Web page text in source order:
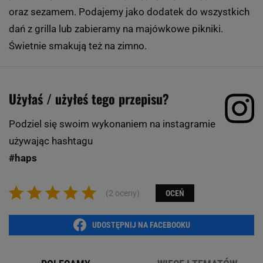
oraz sezamem. Podajemy jako dodatek do wszystkich
dań z grilla lub zabieramy na majówkowe pikniki.
Świetnie smakują też na zimno.
Użyłaś / użyłeś tego przepisu?
Podziel się swoim wykonaniem na instagramie
używając hashtagu
#haps
(2 oceny) OCEŃ
UDOSTĘPNIJ NA FACEBOOKU